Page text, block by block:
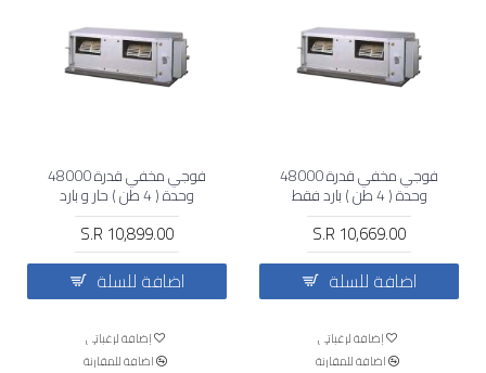
فوجي مخفي قدرة 48000
وحدة ( 4 طن ) بارد فقط
S.R 10,669.00
اضافة للسلة
إضافة لرغباتي
اضافة للمقارنة
فوجي مخفي قدرة 48000
وحدة ( 4 طن ) حار و بارد
S.R 10,899.00
اضافة للسلة
إضافة لرغباتي
اضافة للمقارنة